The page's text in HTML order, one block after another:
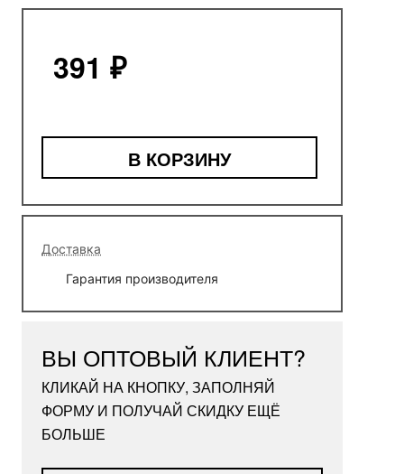
391 ₽
В КОРЗИНУ
Доставка
Гарантия производителя
ВЫ ОПТОВЫЙ КЛИЕНТ?
КЛИКАЙ НА КНОПКУ, ЗАПОЛНЯЙ
ФОРМУ И ПОЛУЧАЙ СКИДКУ ЕЩЁ
БОЛЬШЕ